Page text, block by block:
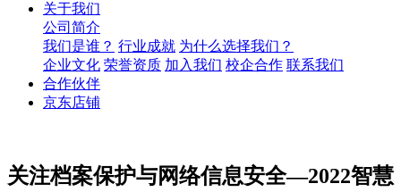
关于我们
公司简介
我们是谁？ 行业成就 为什么选择我们？
企业文化 荣誉资质 加入我们 校企合作 联系我们
合作伙伴
京东店铺
关注档案保护与网络信息安全—2022智慧